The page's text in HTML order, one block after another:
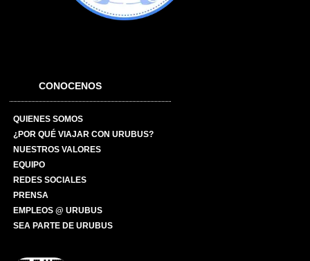
CONOCENOS
QUIENES SOMOS
¿POR QUÉ VIAJAR CON URUBUS?
NUESTROS VALORES
EQUIPO
REDES SOCIALES
PRENSA
EMPLEOS @ URUBUS
SEA PARTE DE URUBUS